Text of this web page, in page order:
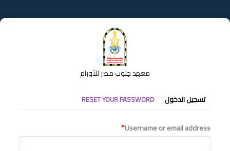
إلى
المحتوى
معهد جنوب مصر للأورام
التبويبات
الأساسية
تسجيل الدخول RESET YOUR PASSWORD
Username or email address